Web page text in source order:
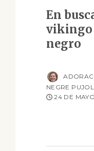
En
vikingo
negro
NEGRE PUJOL
24 DE